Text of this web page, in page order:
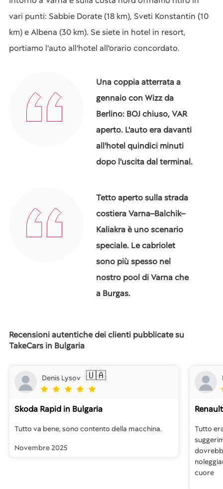
vari punti: Sabbie Dorate (18 km), Sveti Konstantin (10
km) e Albena (30 km). Se siete in hotel in resort,
portiamo l'auto all'hotel all'orario concordato.
Una coppia atterrata a
gennaio con Wizz da
Berlino: BOJ chiuso, VAR
aperto. L'auto era davanti
all'hotel quindici minuti
dopo l'uscita dal terminal.
Tetto aperto sulla strada
costiera Varna–Balchik–
Kaliakra è uno scenario
speciale. Le cabriolet
sono più spesso nel
nostro pool di Varna che
a Burgas.
Recensioni autentiche dei clienti pubblicate su
TakeCars in Bulgaria
Denis Lysov 🇺🇦
Skoda Rapid in Bulgaria
Tutto va bene, sono contento della macchina.
Novembre 2025
Tutto
cuore